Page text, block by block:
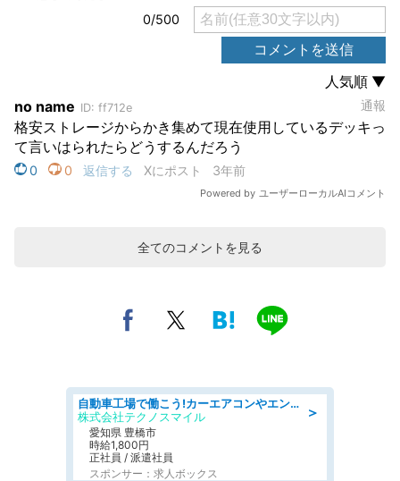
全てのコメントを見る
＞
自動車工場で働こう!カーエアコンやエンジンの製造・加工業務/寮完備 denso aichi
株式会社テクノスマイル
愛知県 豊橋市
時給1,800円
正社員 / 派遣社員
スポンサー：求人ボックス